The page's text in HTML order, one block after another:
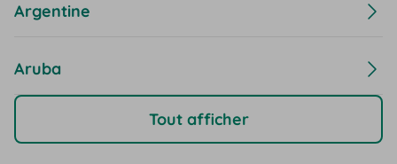
Argentine
Aruba
Tout afficher